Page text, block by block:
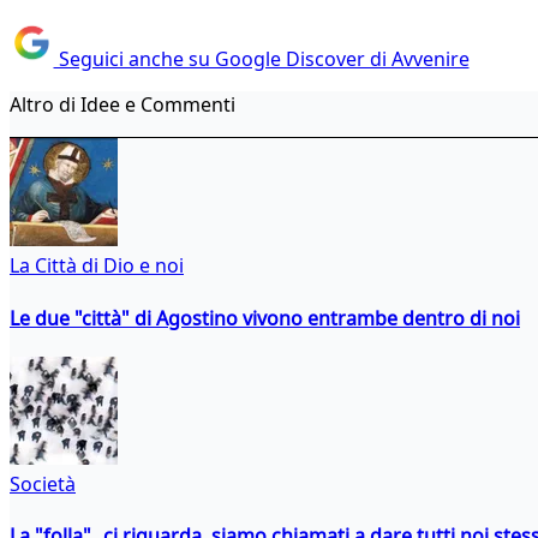
Seguici anche su Google Discover di Avvenire
Altro di Idee e Commenti
La Città di Dio e noi
Le due "città" di Agostino vivono entrambe dentro di noi
Società